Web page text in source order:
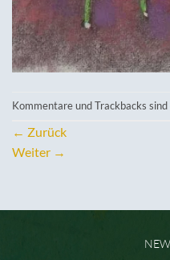
Kommentare und Trackbacks
← Zurück
Weiter →